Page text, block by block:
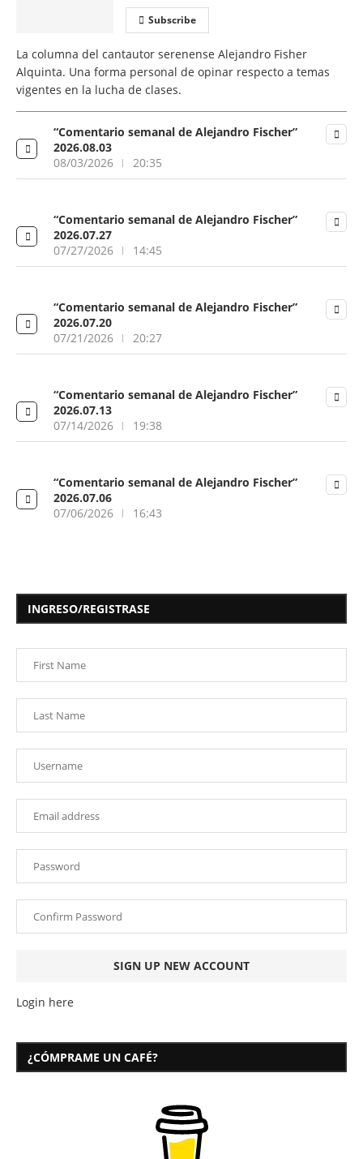
Subscribe
La columna del cantautor serenense Alejandro Fisher
Alquinta. Una forma personal de opinar respecto a temas
vigentes en la lucha de clases.
“Comentario semanal de Alejandro Fischer”
2026.08.03
08/03/2026
20:35
“Comentario semanal de Alejandro Fischer”
2026.07.27
07/27/2026
14:45
“Comentario semanal de Alejandro Fischer”
2026.07.20
07/21/2026
20:27
“Comentario semanal de Alejandro Fischer”
2026.07.13
07/14/2026
19:38
“Comentario semanal de Alejandro Fischer”
2026.07.06
07/06/2026
16:43
INGRESO/REGISTRASE
Login here
¿CÓMPRAME UN CAFÉ?